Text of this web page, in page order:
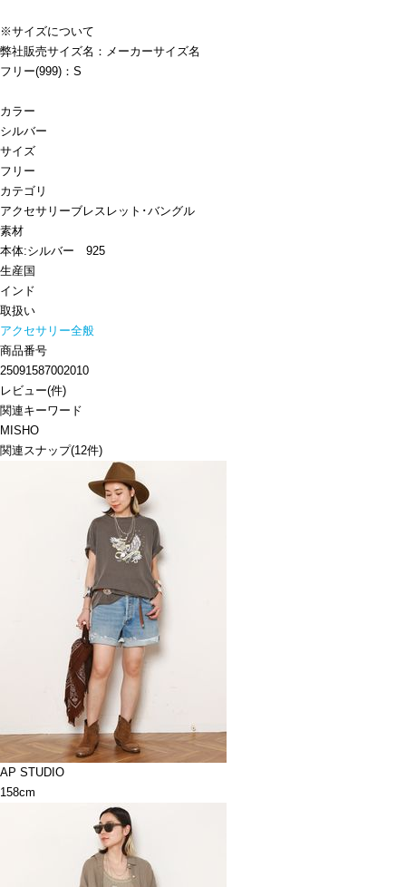
※サイズについて
弊社販売サイズ名：メーカーサイズ名
フリー(999)：S
カラー
シルバー
サイズ
フリー
カテゴリ
アクセサリーブレスレット･バングル
素材
本体:シルバー 925
生産国
インド
取扱い
アクセサリー全般
商品番号
25091587002010
レビュー(件)
関連キーワード
MISHO
関連スナップ(12件)
AP STUDIO
158cm